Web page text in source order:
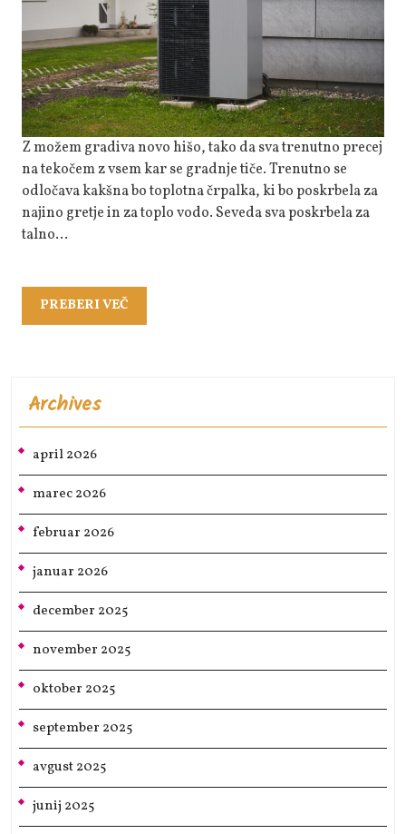
Brez
Z možem gradiva novo hišo, tako da sva trenutno precej
na tekočem z vsem kar se gradnje tiče. Trenutno se
odločava kakšna bo toplotna črpalka, ki bo poskrbela za
najino gretje in za toplo vodo. Seveda sva poskrbela za
talno…
PREBERI VEČ
VEČ
Archives
april 2026
marec 2026
februar 2026
januar 2026
december 2025
november 2025
oktober 2025
september 2025
avgust 2025
junij 2025